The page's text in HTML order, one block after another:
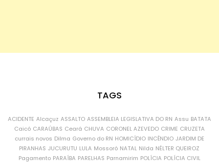
TAGS
ACIDENTE Alcaçuz ASSALTO ASSEMBLEIA LEGISLATIVA DO RN Assu BATATA
Caicó CARAÚBAS Ceará CHUVA CORONEL AZEVEDO CRIME CRUZETA
currais novos Dilma Governo do RN HOMICÍDIO INCÊNDIO JARDIM DE
PIRANHAS JUCURUTU LULA Mossoró NATAL Nilda NÉLTER QUEIROZ
Pagamento PARAÍBA PARELHAS Parnamirim POLÍCIA POLÍCIA CIVIL